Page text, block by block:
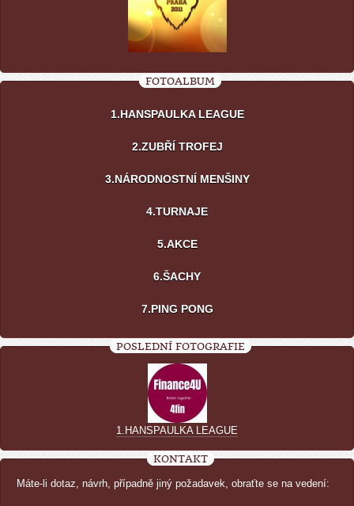
FOTOALBUM
1.HANSPAULKA LEAGUE
2.ZUBŘÍ TROFEJ
3.NÁRODNOSTNÍ MENŠINY
4.TURNAJE
5.AKCE
6.ŠACHY
7.PING PONG
POSLEDNÍ FOTOGRAFIE
1.HANSPAULKA LEAGUE
KONTAKT
Máte-li dotaz, návrh, případně jiný požadavek, obraťte se na vedení: